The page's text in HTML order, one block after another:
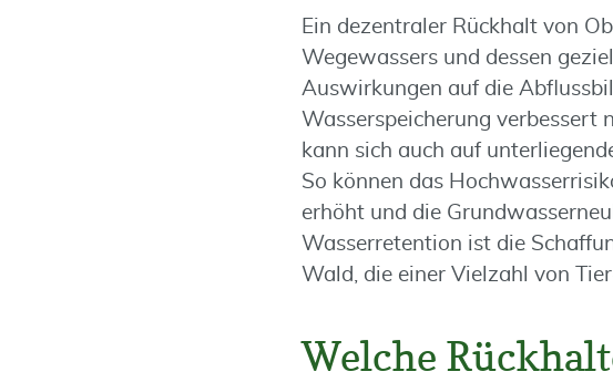
Ein dezentraler Rückhalt von
Wegewassers und dessen
Auswirkungen auf die
Wasserspeicherung verbessert
kann sich auch auf
So können das
erhöht und die
Wasserretention ist die
Wald, die einer Vielzahl von
Welche